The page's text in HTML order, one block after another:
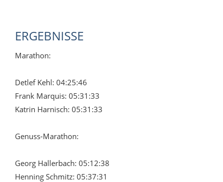
ERGEBNISSE
Marathon:
Detlef Kehl: 04:25:46
Frank Marquis: 05:31:33
Katrin Harnisch: 05:31:33
Genuss-Marathon:
Georg Hallerbach: 05:12:38
Henning Schmitz: 05:37:31